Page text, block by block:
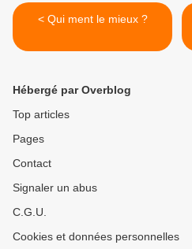
< Qui ment le mieux ?
Hébergé par Overblog
Top articles
Pages
Contact
Signaler un abus
C.G.U.
Cookies et données personnelles